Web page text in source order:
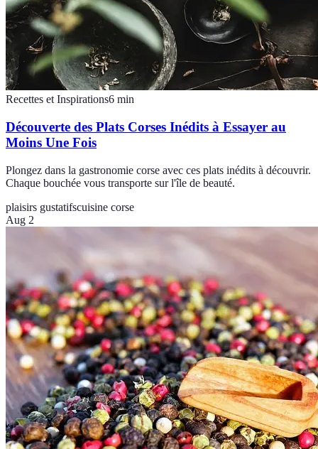
Recettes et Inspirations6 min
Découverte des Plats Corses Inédits à Essayer au
Moins Une Fois
Plongez dans la gastronomie corse avec ces plats inédits à découvrir.
Chaque bouchée vous transporte sur l'île de beauté.
plaisirs gustatifscuisine corse
Aug 2